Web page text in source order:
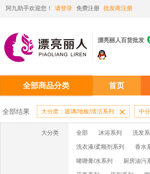
阿九助手欢迎您！ 请登录 免费注册 批发商注册
漂亮丽人百货批发
全部商品分类 首页
全部结果 大分类：玻璃/地板/清洁系列  中
大分类 全部 沐浴系列 洗发系
洗衣液/柔顺剂系列 香水
啫喱膏/水系列 厨房油污